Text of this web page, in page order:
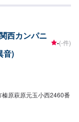
西カンパニ
音)
-(-件)
原萩原元玉小西2460番